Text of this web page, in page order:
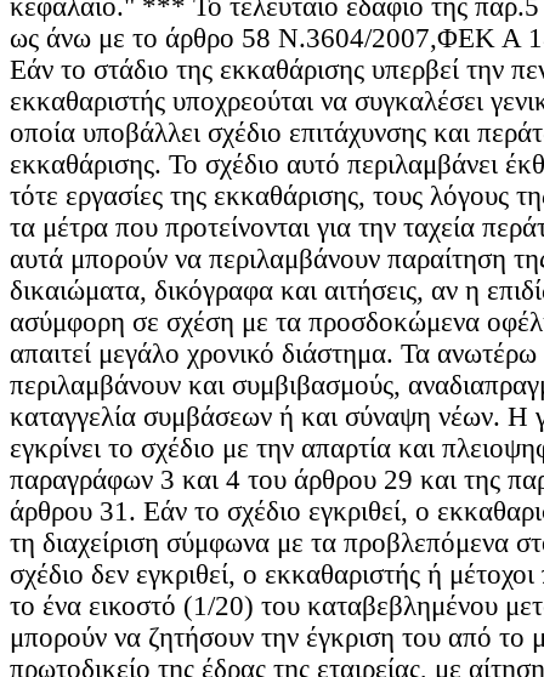
κεφάλαιο." *** Το τελευταίο εδάφιο της παρ.5
ως άνω με το άρθρο 58 Ν.3604/2007,ΦΕΚ Α
Εάν το στάδιο της εκκαθάρισης υπερβεί την
εκκαθαριστής υποχρεούται να συγκαλέσει
οποία υποβάλλει σχέδιο επιτάχυνσης και
εκκαθάρισης. Το σχέδιο αυτό περιλαμβάνει
τότε εργασίες της εκκαθάρισης, τους λόγους
τα μέτρα που προτείνονται για την ταχεία
αυτά μπορούν να περιλαμβάνουν παραίτηση
δικαιώματα, δικόγραφα και αιτήσεις, αν η
ασύμφορη σε σχέση με τα προσδοκώμενα
απαιτεί μεγάλο χρονικό διάστημα. Τα
περιλαμβάνουν και συμβιβασμούς,
καταγγελία συμβάσεων ή και σύναψη νέων. Η
εγκρίνει το σχέδιο με την απαρτία και
παραγράφων 3 και 4 του άρθρου 29 και της
άρθρου 31. Εάν το σχέδιο εγκριθεί, ο
τη διαχείριση σύμφωνα με τα προβλεπόμενα
σχέδιο δεν εγκριθεί, ο εκκαθαριστής ή
το ένα εικοστό (1/20) του καταβεβλημένου
μπορούν να ζητήσουν την έγκριση του από το
πρωτοδικείο της έδρας της εταιρείας, με